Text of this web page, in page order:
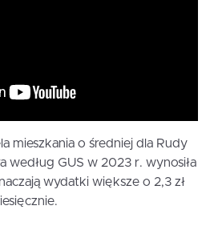
mieszkania o średniej dla Rudy
według GUS w 2023 r. wynosiła
wydatki większe o 2,3 zł